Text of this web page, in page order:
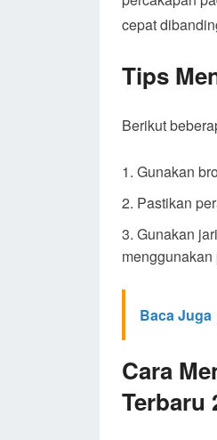
cepat
Tips
Berikut
Gunakan
Pastikan
Gunakan
Baca Juga
Cara
Terbaru